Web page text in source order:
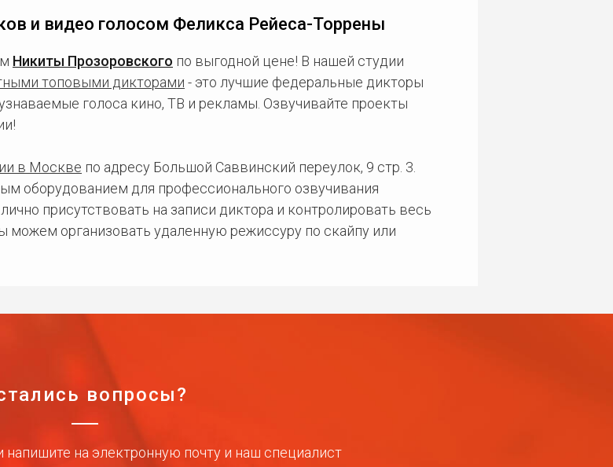
и видео голосом Феликса Рейеса-Торрены
Никиты Прозоровского по выгодной цене! В нашей студии
топовыми дикторами - это лучшие федеральные дикторы
голоса кино, ТВ и рекламы. Озвучивайте проекты
в Москве по адресу Большой Саввинский переулок, 9 стр. 3.
оборудованием для профессионального озвучивания
присутствовать на записи диктора и контролировать весь
можем организовать удаленную режиссуру по скайпу или
вопросы?
напишите на электронную почту и наш специалист